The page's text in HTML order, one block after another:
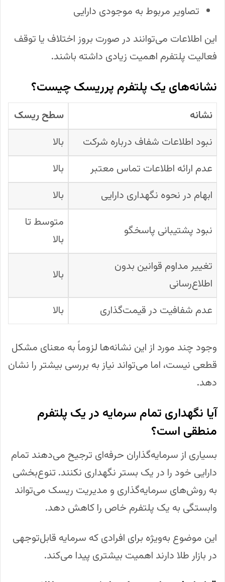
تصاویر مربوط به موجودی دارایی
این اطلاعات می‌توانند در صورت بروز اختلاف یا توقف
فعالیت پلتفرم اهمیت زیادی داشته باشند.
نشانه‌های یک پلتفرم پرریسک چیست؟
نشانه
سطح ریسک
نبود اطلاعات شفاف درباره شرکت
بالا
عدم ارائه اطلاعات تماس معتبر
بالا
ابهام در نحوه نگهداری دارایی
بالا
نبود پشتیبانی پاسخگو
متوسط تا
بالا
تغییر مداوم قوانین بدون
اطلاع‌رسانی
بالا
عدم شفافیت در قیمت‌گذاری بالا
وجود چند مورد از این نشانه‌ها لزوماً به معنای مشکل
قطعی نیست، اما می‌تواند نیاز به بررسی بیشتر را نشان
دهد.
آیا نگهداری تمام سرمایه در یک پلتفرم
منطقی است؟
بسیاری از سرمایه‌گذاران حرفه‌ای ترجیح می‌دهند تمام
دارایی خود را در یک بستر نگهداری نکنند. تنوع‌بخشی
به روش‌های سرمایه‌گذاری و مدیریت ریسک می‌تواند
وابستگی به یک پلتفرم خاص را کاهش دهد.
این موضوع به‌ویژه برای افرادی که سرمایه قابل‌توجهی
در بازار طلا دارند اهمیت بیشتری پیدا می‌کند.